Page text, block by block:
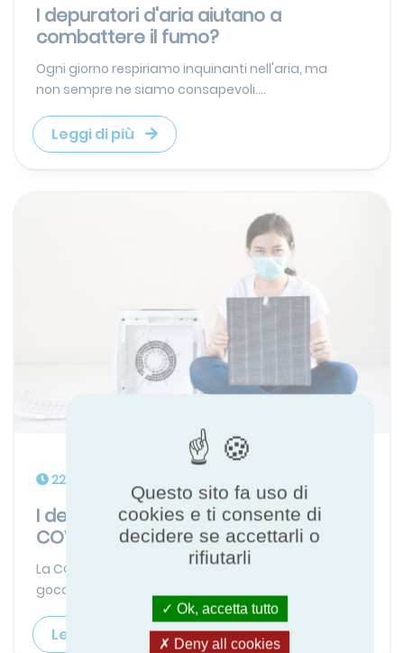
I depuratori d'aria aiutano a
combattere il fumo?
Ogni giorno respiriamo inquinanti nell'aria, ma
non sempre ne siamo consapevoli....
Leggi di più
22 nov 2022
I depuratori d'aria sono utili per la
COVID?
La COVID si diffonde attraverso minuscole
goccioline portatrici di virus present...
Leggi di più
Questo sito fa uso di
cookies e ti consente di
decidere se accettarli o
rifiutarli
Ok, accetta tutto
Deny all cookies